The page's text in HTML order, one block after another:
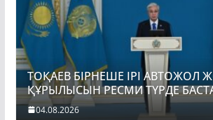
ТОҚАЕВ БІРНЕШЕ ІРІ
ҚҰРЫЛЫСЫН РЕСМИ ТҮРДЕ
04.08.2026